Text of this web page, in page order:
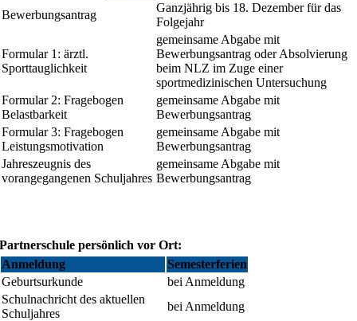
Bewerbungsantrag
Ganzjährig bis 18. Dezember für das
Folgejahr
Formular 1: ärztl.
Sporttauglichkeit
gemeinsame Abgabe mit
Bewerbungsantrag oder Absolvierung
beim NLZ im Zuge einer
sportmedizinischen Untersuchung
Formular 2: Fragebogen
Belastbarkeit
gemeinsame Abgabe mit
Bewerbungsantrag
Formular 3: Fragebogen
Leistungsmotivation
gemeinsame Abgabe mit
Bewerbungsantrag
Jahreszeugnis des
vorangegangenen Schuljahres
gemeinsame Abgabe mit
Bewerbungsantrag
Partnerschule persönlich vor Ort:
Anmeldung
Semesterferien
Geburtsurkunde
bei Anmeldung
Schulnachricht des aktuellen
Schuljahres
bei Anmeldung